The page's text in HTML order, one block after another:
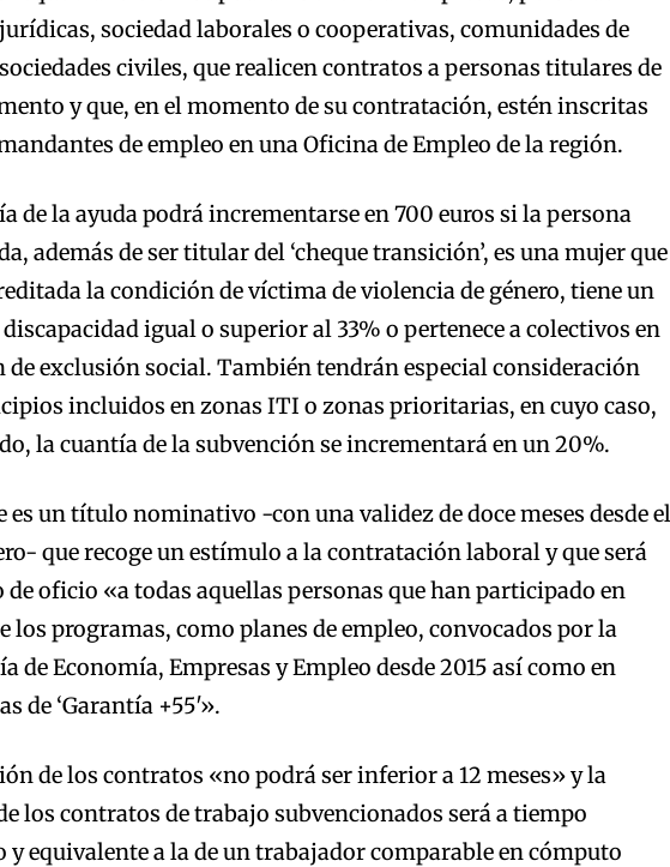
sociedad laborales o cooperativas, comunidades de
civiles, que realicen contratos a personas titulares de
y que, en el momento de su contratación, estén inscritas
de empleo en una Oficina de Empleo de la región.
de la ayuda podrá incrementarse en 700 euros si la persona
además de ser titular del ‘cheque transición’, es una mujer que
la condición de víctima de violencia de género, tiene un
igual o superior al 33% o pertenece a colectivos en
de exclusión social. También tendrán especial consideración
incluidos en zonas ITI o zonas prioritarias, en cuyo caso,
la cuantía de la subvención se incrementará en un 20%.
es un título nominativo -con una validez de doce meses desde el
que recoge un estímulo a la contratación laboral y que será
de oficio «a todas aquellas personas que han participado en
los programas, como planes de empleo, convocados por la
de Economía, Empresas y Empleo desde 2015 así como en
de ‘Garantía +55′».
de los contratos «no podrá ser inferior a 12 meses» y la
los contratos de trabajo subvencionados será a tiempo
y equivalente a la de un trabajador comparable en cómputo